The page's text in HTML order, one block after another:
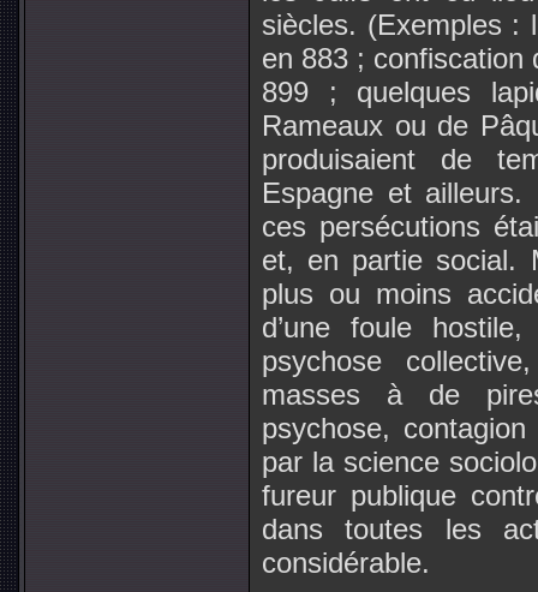
siècles. (Exemples :
en 883 ; confiscation
899 ; quelques
Rameaux ou de
produisaient de
Espagne et
ces persécutions
et, en partie social.
plus ou moins
d’une foule
psychose
masses à de
psychose,
par la science
fureur publique
dans toutes les
considérable.